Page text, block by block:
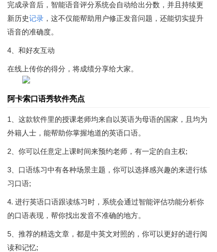
完成录音后，智能语音评分系统会自动给出分数，并且持续更
新历史记录 ，这不仅能帮助用户修正发音问题，还能切实提升
语音的准确度。
4、和好友互动
在线上传你的得分，将成绩分享给大家。
阿卡索口语秀软件亮点
1、这款软件里的授课老师均来自以英语为母语的国家，且均为
外籍人士，能帮助你掌握地道的英语口语。
2、你可以任意定上课时间来预约老师，有一定的自主权;
3、口语练习中有各种场景主题，你可以选择感兴趣的来进行练
习口语;
4. 进行英语口语跟读练习时，系统会通过智能评估功能分析你
的口语表现，帮你找出发音不准确的地方。
5、推荐的精选文章，都是中英文对照的，你可以更好的进行阅
读和记忆;